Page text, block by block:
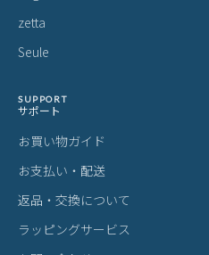
zetta
Seule
SUPPORT
サポート
お買い物ガイド
お支払い・配送
返品・交換について
ラッピングサービス